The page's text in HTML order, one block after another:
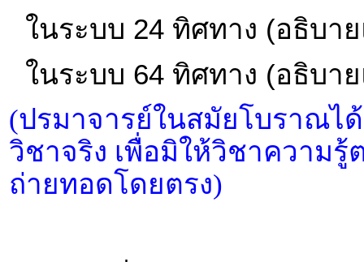
ในระบบ 24 ทิศทาง (อธิบา
ในระบบ 64 ทิศทาง (อธิบา
(ปรมาจารย์ในสมัยโบราณไ
วิชาจริง เพื่อมิให้วิชาความ
ถ่ายทอดโดยตรง)